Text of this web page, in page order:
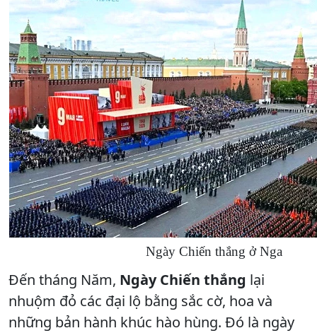
Ngày Chiến thắng ở Nga
Đến tháng Năm, Ngày Chiến thắng lại
nhuộm đỏ các đại lộ bằng sắc cờ, hoa và
những bản hành khúc hào hùng. Đó là ngày